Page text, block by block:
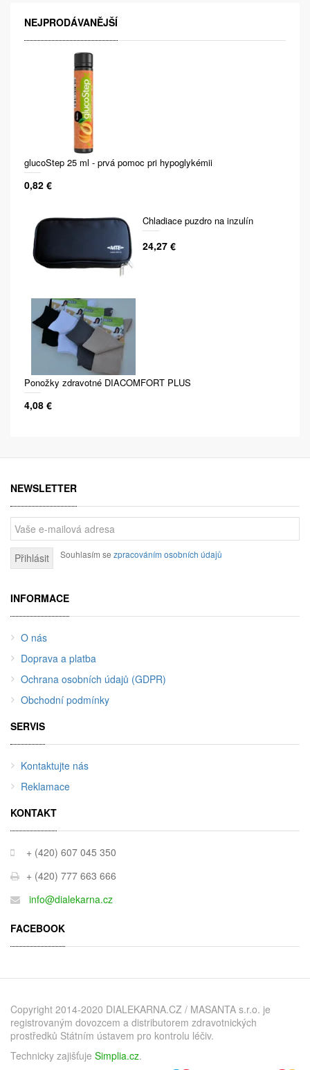
NEJPRODÁVANĚJŠÍ
glucoStep 25 ml - prvá pomoc pri hypoglykémii
0,82 €
Chladiace puzdro na inzulín
24,27 €
Ponožky zdravotné DIACOMFORT PLUS
4,08 €
NEWSLETTER
Přihlásit Souhlasím se zpracováním osobních údajů
INFORMACE
O nás
Doprava a platba
Ochrana osobních údajů (GDPR)
Obchodní podmínky
SERVIS
Kontaktujte nás
Reklamace
KONTAKT
+ (420) 607 045 350
+ (420) 777 663 666
info@dialekarna.cz
FACEBOOK
Copyright 2014-2020 DIALEKARNA.CZ / MASANTA s.r.o. je
registrovaným dovozcem a distributorem zdravotnických
prostředků Státním ústavem pro kontrolu léčiv.
Technicky zajišťuje Simplia.cz.